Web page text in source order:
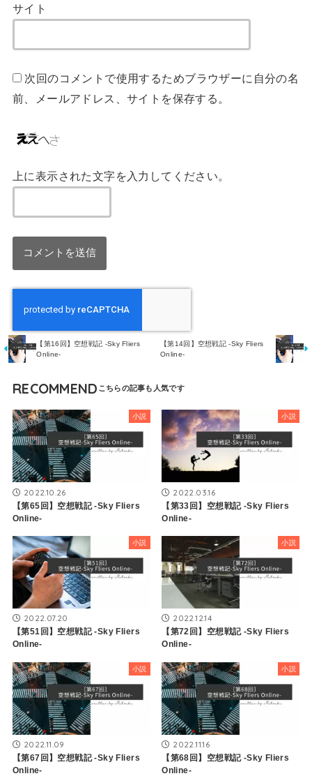
サイト
次回のコメントで使用するためブラウザーに自分の名
前、メールアドレス、サイトを保存する。
上に表示された文字を入力してください。
【第16回】空想戦記 -Sky Fliers
Online-
【第14回】空想戦記 -Sky Fliers
Online-
RECOMMEND
小説
2022.10.26
【第65回】空想戦記 -Sky Fliers
Online-
小説
2022.03.16
【第33回】空想戦記 -Sky Fliers
Online-
小説
2022.07.20
【第51回】空想戦記 -Sky Fliers
Online-
小説
2022.12.14
【第72回】空想戦記 -Sky Fliers
Online-
小説
2022.11.09
【第67回】空想戦記 -Sky Fliers
Online-
小説
2022.11.16
【第68回】空想戦記 -Sky Fliers
Online-